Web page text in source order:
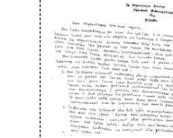
Rudy Spray
Destinatário:
Perez (Piti
Mosu)
Data:Quinta, 29 de
1996
Fundo:Arquivo da
Timorense - Konis
Tipo Documental:
Página(s):2